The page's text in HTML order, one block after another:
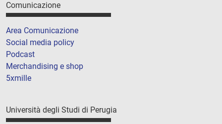
Comunicazione
Area Comunicazione
Social media policy
Podcast
Merchandising e shop
5xmille
Università degli Studi di Perugia